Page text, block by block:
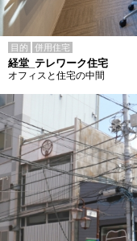
目的 併用住宅
経堂_テレワーク住宅
オフィスと住宅の中間